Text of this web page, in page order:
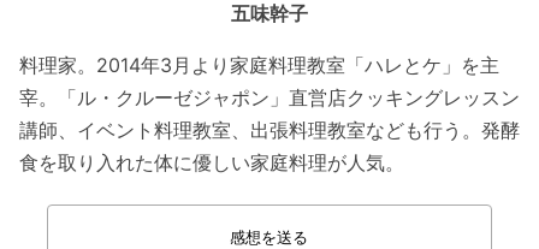
五味幹子
料理家。2014年3月より家庭料理教室「ハレとケ」を主
宰。「ル・クルーゼジャポン」直営店クッキングレッスン
講師、イベント料理教室、出張料理教室なども行う。発酵
食を取り入れた体に優しい家庭料理が人気。
感想を送る